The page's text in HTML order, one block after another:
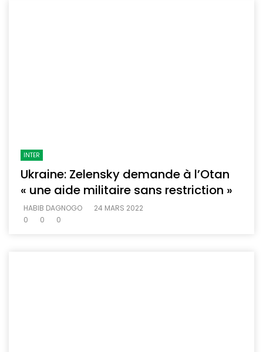
INTER
Ukraine: Zelensky demande à l’Otan
« une aide militaire sans restriction »
HABIB DAGNOGO
24 MARS 2022
0
0 0